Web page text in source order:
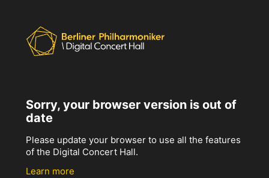
Sorry, your browser version is out of
date
Please update your browser to use all the features
of the Digital Concert Hall.
Learn more